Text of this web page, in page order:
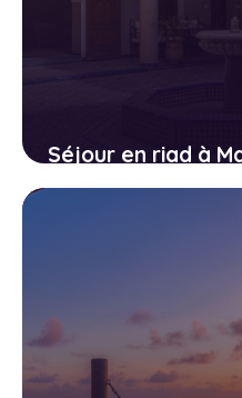
Séjour en riad à
meilleures